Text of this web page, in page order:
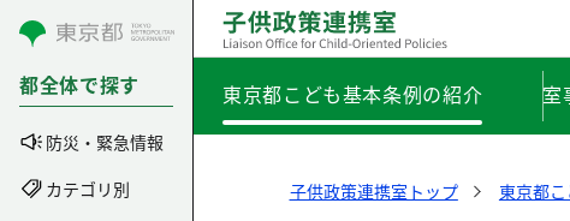
コンテンツにスキップ
都全体で探す
防災・緊急情報
カテゴリ別
東京都こども基本条例の紹介 室
子供政策連携室トップ 東京都